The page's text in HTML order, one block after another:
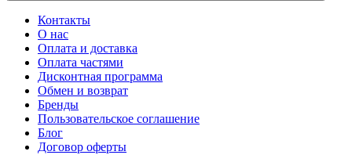
Контакты
О нас
Оплата и доставка
Оплата частями
Дисконтная программа
Обмен и возврат
Бренды
Пользовательское соглашение
Блог
Договор оферты